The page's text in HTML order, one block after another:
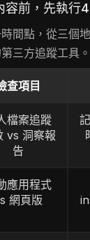
容前，先執行
間點，從三個
三方追蹤工具。
查項目
檔案追蹤
vs 洞察報
告
應用程式
網頁版